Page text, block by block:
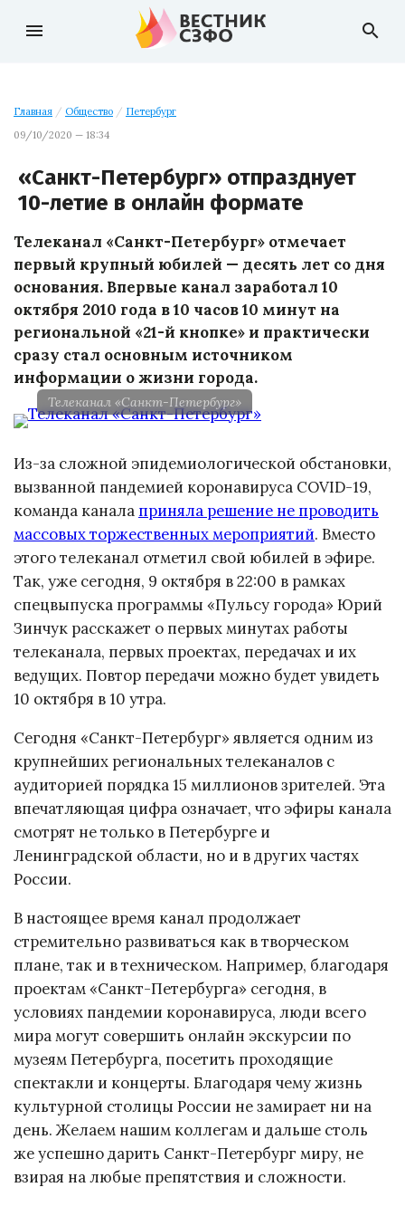
menu search
Главная / Общество / Петербург
09/10/2020 — 18:34
«Санкт-Петербург» отпразднует
10-летие в онлайн формате
Телеканал «Санкт-Петербург» отмечает
первый крупный юбилей — десять лет со дня
основания. Впервые канал заработал 10
октября 2010 года в 10 часов 10 минут на
региональной «21-й кнопке» и практически
сразу стал основным источником
информации о жизни города.
Телеканал «Санкт-Петербург»
Из-за сложной эпидемиологической обстановки,
вызванной пандемией коронавируса COVID-19,
команда канала приняла решение не проводить
массовых торжественных мероприятий. Вместо
этого телеканал отметил свой юбилей в эфире.
Так, уже сегодня, 9 октября в 22:00 в рамках
спецвыпуска программы «Пульсу города» Юрий
Зинчук расскажет о первых минутах работы
телеканала, первых проектах, передачах и их
ведущих. Повтор передачи можно будет увидеть
10 октября в 10 утра.
Сегодня «Санкт-Петербург» является одним из
крупнейших региональных телеканалов с
аудиторией порядка 15 миллионов зрителей. Эта
впечатляющая цифра означает, что эфиры канала
смотрят не только в Петербурге и
Ленинградской области, но и в других частях
России.
В настоящее время канал продолжает
стремительно развиваться как в творческом
плане, так и в техническом. Например, благодаря
проектам «Санкт-Петербурга» сегодня, в
условиях пандемии коронавируса, люди всего
мира могут совершить онлайн экскурсии по
музеям Петербурга, посетить проходящие
спектакли и концерты. Благодаря чему жизнь
культурной столицы России не замирает ни на
день. Желаем нашим коллегам и дальше столь
же успешно дарить Санкт-Петербург миру, не
взирая на любые препятствия и сложности.